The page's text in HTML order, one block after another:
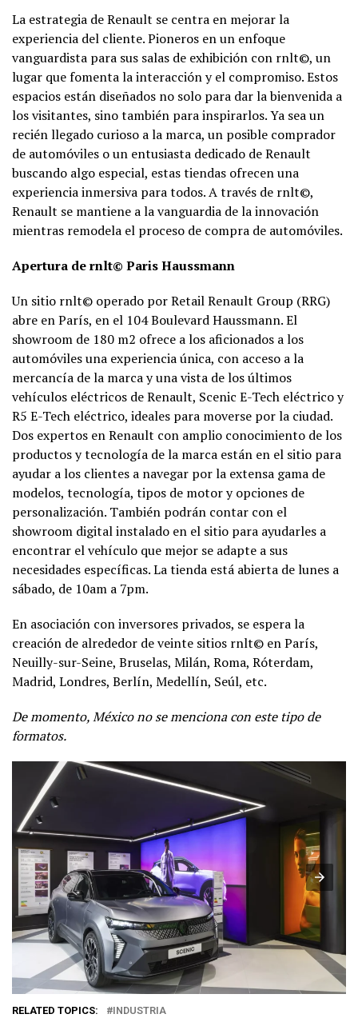
La estrategia de Renault se centra en mejorar la
experiencia del cliente. Pioneros en un enfoque
vanguardista para sus salas de exhibición con rnlt©, un
lugar que fomenta la interacción y el compromiso. Estos
espacios están diseñados no solo para dar la bienvenida a
los visitantes, sino también para inspirarlos. Ya sea un
recién llegado curioso a la marca, un posible comprador
de automóviles o un entusiasta dedicado de Renault
buscando algo especial, estas tiendas ofrecen una
experiencia inmersiva para todos. A través de rnlt©,
Renault se mantiene a la vanguardia de la innovación
mientras remodela el proceso de compra de automóviles.
Apertura de rnlt© Paris Haussmann
Un sitio rnlt© operado por Retail Renault Group (RRG)
abre en París, en el 104 Boulevard Haussmann. El
showroom de 180 m2 ofrece a los aficionados a los
automóviles una experiencia única, con acceso a la
mercancía de la marca y una vista de los últimos
vehículos eléctricos de Renault, Scenic E-Tech eléctrico y
R5 E-Tech eléctrico, ideales para moverse por la ciudad.
Dos expertos en Renault con amplio conocimiento de los
productos y tecnología de la marca están en el sitio para
ayudar a los clientes a navegar por la extensa gama de
modelos, tecnología, tipos de motor y opciones de
personalización. También podrán contar con el
showroom digital instalado en el sitio para ayudarles a
encontrar el vehículo que mejor se adapte a sus
necesidades específicas. La tienda está abierta de lunes a
sábado, de 10am a 7pm.
En asociación con inversores privados, se espera la
creación de alrededor de veinte sitios rnlt© en París,
Neuilly-sur-Seine, Bruselas, Milán, Roma, Róterdam,
Madrid, Londres, Berlín, Medellín, Seúl, etc.
De momento, México no se menciona con este tipo de
formatos.
RELATED TOPICS: INDUSTRIA